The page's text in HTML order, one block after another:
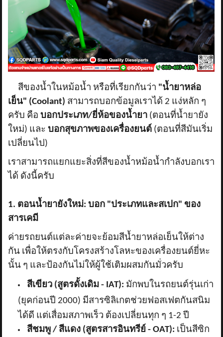
รีวิวลูกค้า
รีวิวลูกค้า2
RETURN AND REFUND POLICY
สีของน้ำในหม้อน้ำ หรือที่เรียกกันว่า "น้ำยาหล่อ
เย็น" (Coolant) สามารถบอกข้อมูลเราได้ 2 แง่หลัก ๆ
ครับ คือบอกประเภท/ยี่ห้อของน้ำยา (ตอนที่น้ำยายัง
ใหม่) และบอกสุขภาพของเครื่องยนต์ (ตอนที่สีมันเริ่ม
เปลี่ยนไป)
เราสามารถแยกแยะสิ่งที่สีของน้ำหม้อน้ำกำลังบอกเรา
ได้ ดังนี้ครับ
1. ตอนน้ำยายังใหม่: บอก "ประเภทและสเปก" ของ
สารเคมี
ค่ายรถยนต์แต่ละค่ายจะย้อมสีน้ำยาหล่อเย็นให้ต่าง
กัน เพื่อให้ตรงกับโครงสร้างโลหะของเครื่องยนต์ยี่หะ
นั้น ๆ และป้องกันไม่ให้ผู้ใช้เติมผสมกันมั่วครับ
สีเขียว (สูตรดั้งเดิม - IAT): มักพบในรถยนต์รุ่นเก่า
(ยุคก่อนปี 2000) มีสารซิลิเกตช่วยฟอสเฟตกันสนิม
ได้ดี แต่เสื่อมสภาพเร็ว ต้องเปลี่ยนทุก ๆ 1-2 ปี
สีชมพู / สีแดง (สูตรสารอินทรีย์ -OAT): เป็นสีซิก